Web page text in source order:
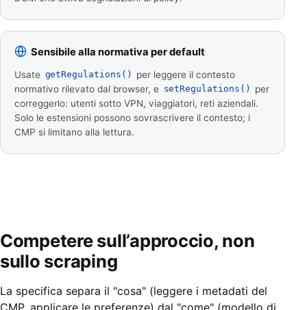
Sensibile alla normativa per default
Usate getRegulations()
per leggere il contesto
normativo rilevato dal browser, e setRegulations()
per
correggerlo: utenti sotto VPN, viaggiatori, reti aziendali.
Solo le estensioni possono sovrascrivere il contesto; i
CMP si limitano alla lettura.
Competere sull’approccio, non
sullo scraping
La specifica separa il "cosa" (leggere i metadati del
CMP, applicare le preferenze) dal "come" (modello di